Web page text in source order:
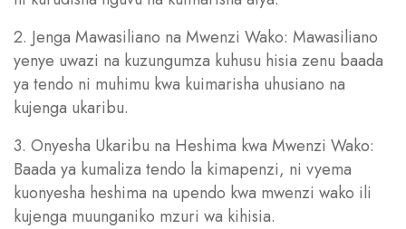
2. Jenga Mawasiliano na Mwenzi Wako: Mawasiliano
yenye uwazi na kuzungumza kuhusu hisia zenu baada
ya tendo ni muhimu kwa kuimarisha uhusiano na
kujenga ukaribu.
3. Onyesha Ukaribu na Heshima kwa Mwenzi Wako:
Baada ya kumaliza tendo la kimapenzi, ni vyema
kuonyesha heshima na upendo kwa mwenzi wako ili
kujenga muunganiko mzuri wa kihisia.